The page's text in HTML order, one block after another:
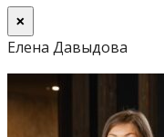
×
Елена Давыдова